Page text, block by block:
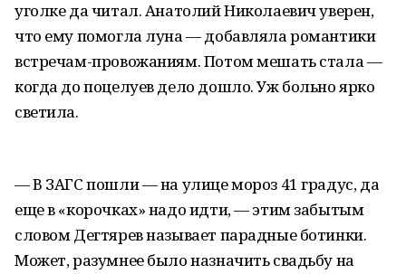
уголке да читал. Анатолий Николаевич уверен,
что ему помогла луна — добавляла романтики
встречам-провожаниям. Потом мешать стала —
когда до поцелуев дело дошло. Уж больно ярко
светила.
— В ЗАГС пошли — на улице мороз 41 градус, да
еще в «корочках» надо идти, — этим забытым
словом Дегтярев называет парадные ботинки.
Может, разумнее было назначить свадьбу на